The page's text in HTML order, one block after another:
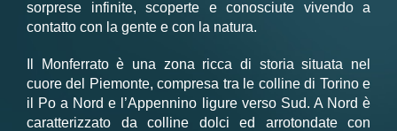
sorprese infinite, scoperte e conosciute vivendo a
contatto con la gente e con la natura.
Il Monferrato è una zona ricca di storia situata nel
cuore del Piemonte, compresa tra le colline di Torino e
il Po a Nord e l’Appennino ligure verso Sud. A Nord è
caratterizzato da colline dolci ed arrotondate con